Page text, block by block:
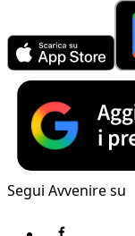
Segui Avvenire su